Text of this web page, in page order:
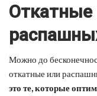
Откатные
Можно до
откатные или
это те, которые